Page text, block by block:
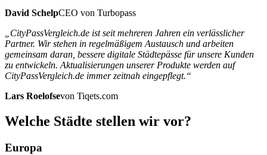
David SchelpCEO von Turbopass
„CityPassVergleich.de ist seit mehreren Jahren ein verlässlicher
Partner. Wir stehen in regelmäßigem Austausch und arbeiten
gemeinsam daran, bessere digitale Städtepässe für unsere Kunden
zu entwickeln. Aktualisierungen unserer Produkte werden auf
CityPassVergleich.de immer zeitnah eingepflegt.“
Lars Roelofsevon Tiqets.com
Welche Städte stellen wir vor?
Europa